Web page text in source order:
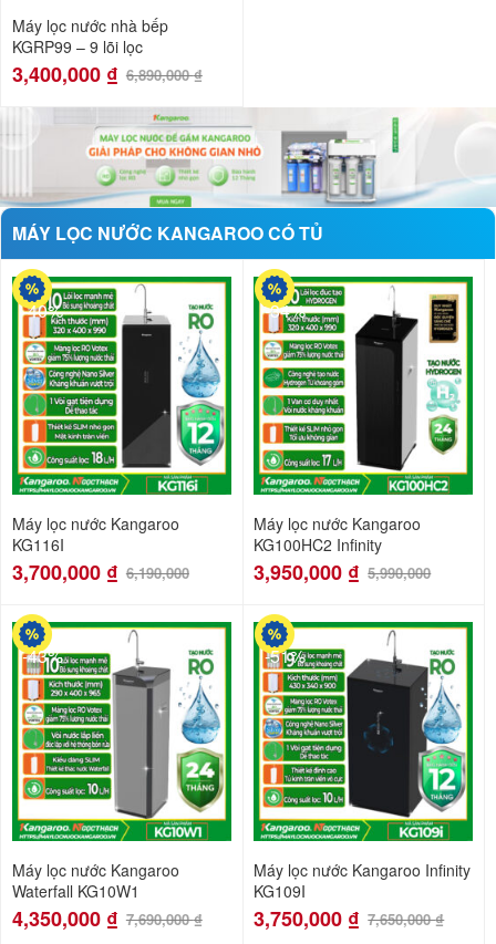
Máy lọc nước nhà bếp
KGRP99 – 9 lõi lọc
3,400,000 ₫ 6,890,000₫
MÁY LỌC NƯỚC KANGAROO CÓ TỦ
-40%
Máy lọc nước Kangaroo
KG116I
3,700,000 ₫ 6,190,000
-34%
Máy lọc nước Kangaroo
KG100HC2 Infinity
3,950,000 ₫ 5,990,000
-43%
Máy lọc nước Kangaroo
Waterfall KG10W1
4,350,000 ₫ 7,690,000₫
-51%
Máy lọc nước Kangaroo Infinity
KG109I
3,750,000 ₫ 7,650,000₫